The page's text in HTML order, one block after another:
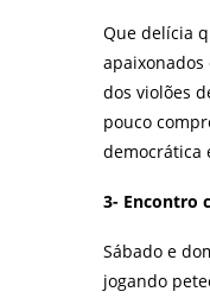
Que delícia
apaixonados
dos violões
pouco
democrática
3- Encontro
Sábado e
jogando